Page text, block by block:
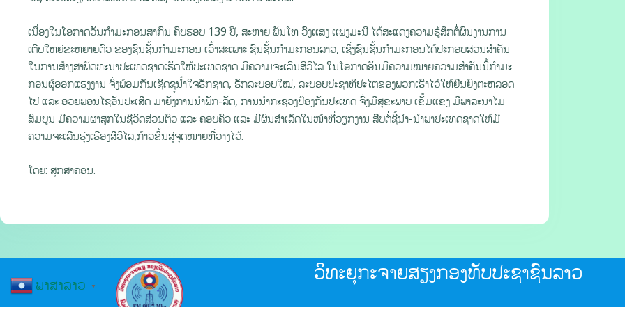
ເນື່ອງໃນໂອກາດວັນກໍາມະກອນສາກົນ ຄົບຮອບ 139 ປີ, ສະຫາຍ ພັນໂທ ວົງເເສງ ເເພງມະນີ ໄດ້ສະແດງຄວາມຮູ້ສຶກຕໍ່ຜົນງານການ
ເຕີບໃຫຍ່ຂະຫຍາຍຕົວ ຂອງຊົນຊັ້ນກຳມະກອນ ເວົ້າສະເພາະ ຊົນຊັ້ນກຳມະກອນລາວ, ເຊິ່ງຊົນຊັ້ນກໍາມະກອນໄດ້ປະກອບສ່ວນສໍາຄັນ
ໃນການສ້າງສາພັດທະນາປະເທດຊາດເຮັດໃຫ້ປະເທດຊາດ ມີຄວາມຈະເລີນສີວິໄລ ໃນໂອກາດອັນມີຄວາມໝາຍຄວາມສໍາຄັນນີ້ກໍາມະ
ກອນຜູ້ອອກແຮງງານ ຈົ່ງພ້ອມກັນເຊີດຊູນໍ້າໃຈຮັກຊາດ, ຮັກລະບອບໃໝ່, ລະບອບປະຊາທິປະໄຕຂອງພວກເຮົາໄວ້ໃຫ້ຍືນຍົງຕະຫລອດ
ໄປ ແລະ ອວຍພອນໄຊອັນປະເສີດ ມາຍັງການນໍາພັກ-ລັດ, ການນໍາກະຊວງປ້ອງກັນປະເທດ ຈົ່ງມີສຸຂະພາບ ເຂັ້ມແຂງ ມີພາລະນາໄມ
ສົມບູນ ມີຄວາມຜາສຸກໃນຊີວິດສ່ວນຕົວ ແລະ ຄອບຄົວ ແລະ ມີຜົນສໍາເລັດໃນໜ້າທີ່ວຽກງານ ສືບຕໍ່ຊີ້ນໍາ-ນໍາພາປະເທດຊາດໃຫ້ມີ
ຄວາມຈະເລີນຮຸ່ງເຮືອງສີວິໄລ,ກ້າວຂຶ້ນສູ່ຈຸດໝາຍທີ່ວາງໄວ້.
ໂດຍ: ສຸກສາຄອນ.
ວິທະຍຸກະຈາຍສຽງກອງທັບປະຊາຊົນລາວ
ພາສາລາວ ▼